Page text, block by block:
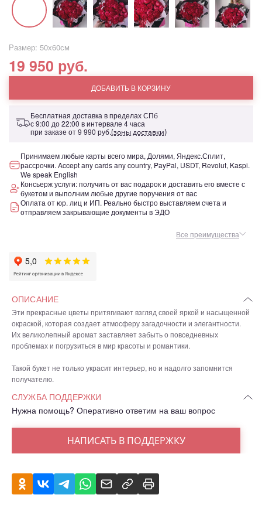
Размер: 50х60см
19 950 руб.
ДОБАВИТЬ В КОРЗИНУ
Бесплатная доставка в пределах СПб
с 9:00 до 22:00 в интервале 4 часа
при заказе от9 990 руб.(зоны доставки)
Принимаем любые карты всего мира, Долями, Яндекс.Сплит,
рассрочки. Accept any cards any country, PayPal, USDT, Revolut, Kaspi.
We speak English
Консьерж услуги: получить от вас подарок и доставить его вместе с
букетом и выполним любые другие поручения от вас
Оплата от юр. лиц и ИП. Реально быстро выставляем счета и
отправляем закрывающие документы в ЭДО
Все преимущества
ОПИСАНИЕ
Эти прекрасные цветы притягивают взгляд своей яркой и насыщенной
окраской, которая создает атмосферу загадочности и элегантности.
Их великолепный аромат заставляет забыть о повседневных
проблемах и погрузиться в мир красоты и романтики.
Такой букет не только украсит интерьер, но и надолго запомнится
получателю.
СЛУЖБА ПОДДЕРЖКИ
Нужна помощь? Оперативно ответим на ваш вопрос
НАПИСАТЬ В ПОДДЕРЖКУ